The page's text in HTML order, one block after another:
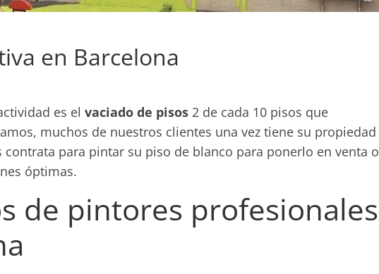
en Barcelona
es el vaciado de pisos 2 de cada 10 pisos que
muchos de nuestros clientes una vez tiene su propiedad
para pintar su piso de blanco para ponerlo en venta o
óptimas.
de pintores profesionales